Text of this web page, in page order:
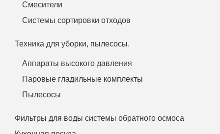
Смесители
Системы сортировки отходов
Техника для уборки, пылесосы.
Аппараты высокого давления
Паровые гладильные комплекты
Пылесосы
Фильтры для воды системы обратного осмоса